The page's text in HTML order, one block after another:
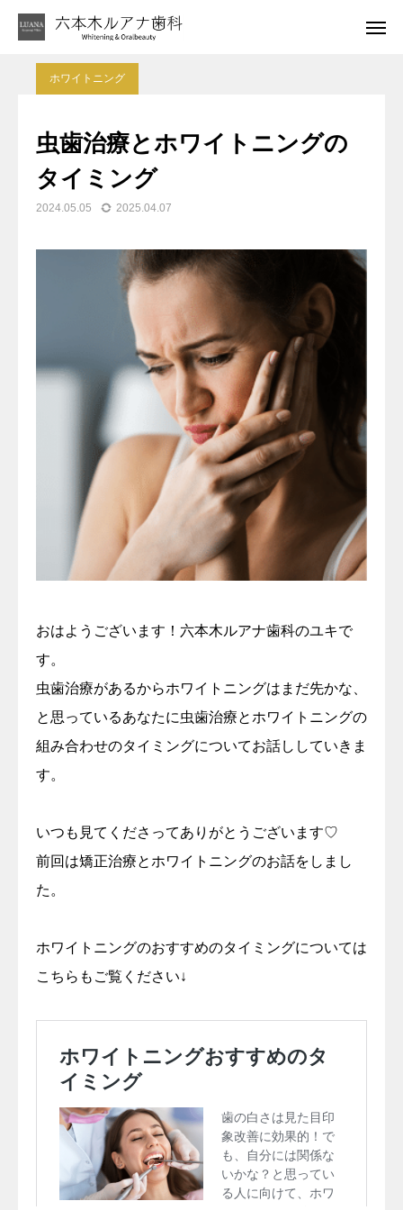
あなたの笑顔がもっと素敵になるブログ更新中 はじめてのお客さま
ホワイトニング
虫歯治療とホワイトニングの
タイミング
2024.05.05 2025.04.07
おはようございます！六本木ルアナ歯科のユキで
す。
虫歯治療があるからホワイトニングはまだ先かな、
と思っているあなたに虫歯治療とホワイトニングの
組み合わせのタイミングについてお話ししていきま
す。
いつも見てくださってありがとうございます♡
前回は矯正治療とホワイトニングのお話をしまし
た。
ホワイトニングのおすすめのタイミングについては
こちらもご覧ください↓
診療案内
代表者紹介
キャンセルポリシーについて